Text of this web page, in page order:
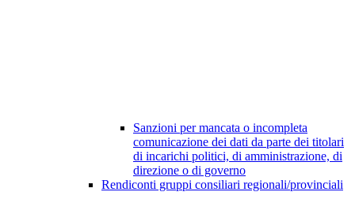
Sanzioni per mancata o incompleta
comunicazione dei dati da parte dei titolari
di incarichi politici, di amministrazione, di
direzione o di governo
Rendiconti gruppi consiliari regionali/provinciali